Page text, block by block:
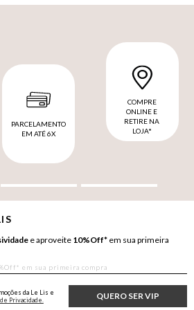
PARCELAMENTO
EM ATÉ 6X
COMPRE
ONLINE E
RETIRE NA
LOJA*
e aproveite 10%Off* em sua primeira
QUERO SER VIP
da Le Lis e
Privacidade.